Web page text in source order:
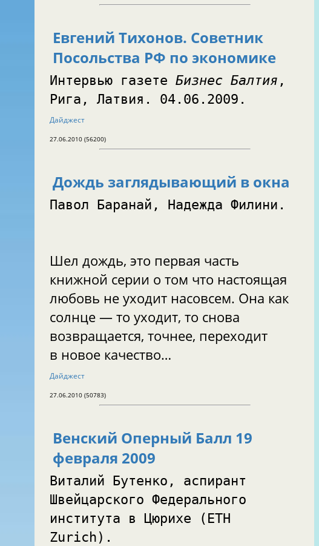
Евгений Тихонов. Советник
Посольства РФ по экономике
Интервью газетеБизнес Балтия ,
Рига, Латвия. 04.06.2009.
Дайджест
27.06.2010 (56200)
Дождь заглядывающий в окна
Павол Баранай, Надежда Филини.
Шел дождь, это первая часть
книжной серии о том что настоящая
любовь не уходит насовсем. Она как
солнце — то уходит, то снова
возвращается, точнее, переходит
в новое качество…
Дайджест
27.06.2010 (50783)
Венский Оперный Балл 19
февраля 2009
Виталий Бутенко, аспирант
Швейцарского Федерального
института в Цюрихе (ETH
Zurich).